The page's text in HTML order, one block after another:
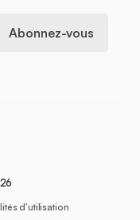
d'utilisation